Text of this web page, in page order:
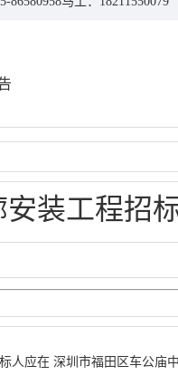
装工程招
人应在 深圳市福田区车公庙